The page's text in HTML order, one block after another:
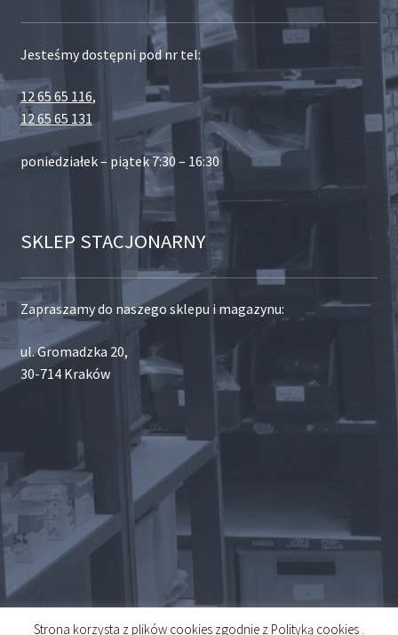
Jesteśmy dostępni pod nr tel:
12 65 65 116,
12 65 65 131
poniedziałek – piątek 7:30 – 16:30
SKLEP STACJONARNY
Zapraszamy do naszego sklepu i magazynu:
ul. Gromadzka 20,
30-714 Kraków
Strona korzysta z plików cookies zgodnie z Polityką cookies .